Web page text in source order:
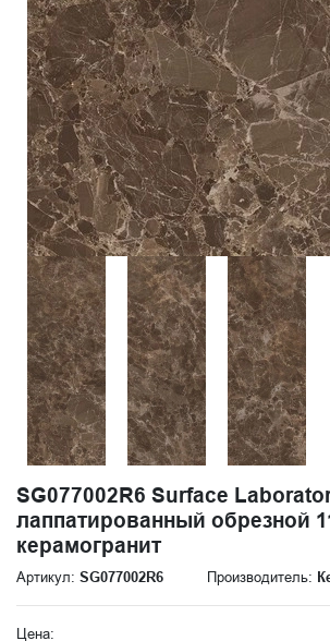
SG077002R6 Surface
лаппатированный обрезной
керамогранит
Артикул: SG077002R6 Производитель:
Цена: